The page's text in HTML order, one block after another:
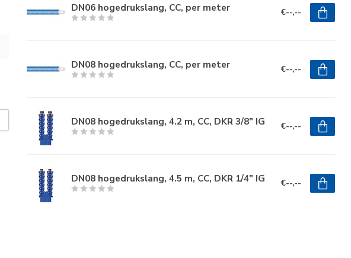
DN06 hogedrukslang, CC, per meter €--,--
DN08 hogedrukslang, CC, per meter €--,--
DN08 hogedrukslang, 4.2 m, CC, DKR 3/8" IG €--,--
DN08 hogedrukslang, 4.5 m, CC, DKR 1/4" IG €--,--